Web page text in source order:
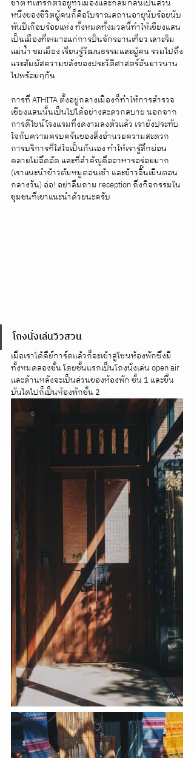
ชาติ ที่แทรกตัวอยู่ทั่วเมืองและกลมกลืนเป็นส่วน
หนึ่งของชีวิตผู้คนก็คือโบราณสถานอายุนับร้อยนับ
พันปีเกือบร้อยแห่ง ทั้งหมดทั้งมวลนี้ทำให้เชียงแสน
เป็นเมืองที่เหมาะแก่การปั่นจักรยานเที่ยว เลาะริม
แม่น้ำ ชมเมือง เรียนรู้วัฒนธรรมและผู้คน รวมไปถึง
แวะสัมผัสความขลังของประวัติศาสตร์อันยาวนาน
ไปพร้อมๆกัน
การที่ ATHITA ตั้งอยู่กลางเมืองก็ทำให้การสำรวจ
เชียงแสนนั้นเป็นไปได้อย่างสะดวกสบาย นอกจาก
การดีไซน์โรงแรมที่งดงามลงตัวแล้ว เรายังประทับ
ใจกับความครบครันของสิ่งอำนวยความสะดวก
การบริการที่ใส่ใจเป็นกันเอง ทำให้เรารู้สึกผ่อน
คลายไม่อึดอัด และที่สำคัญคืออาหารอร่อยมาก
(เราแนะนำข้าวต้มหมูตอนเช้า และข้าวจิ๊นเมินตอน
กลางวัน) อ่อ! อย่าลืมถาม reception ถึงกิจกรรมใน
ชุมชนที่เขาแนะนำด้วยนะครับ
โถงนั่งเล่นวิวสวน
เมื่อเราได้คีย์การ์ดแล้วก็จะเข้าสู่โซนห้องพักซึ่งมี
ทั้งหมดสองชั้น โดยชั้นแรกเป็นโถงนั่งเล่น open air
และด้านหลังจะเป็นส่วนของห้องพัก ชั้น 1 และขึ้น
บันไดไปก็เป็นห้องพักชั้น 2